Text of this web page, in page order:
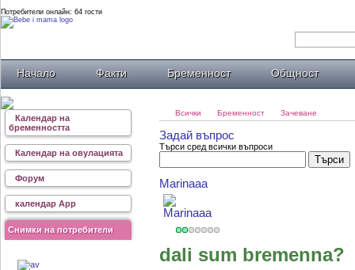
Потребители онлайн: 64 гости
Начало Факти Бременност Общност
Всички Бременност Зачеване
Задай въпрос
Търси сред всички въпроси
Marinaaa
dali sum bremenna?
Календар на
бременността
Календар на овулацията
Форум
календар App
Снимки на потребители